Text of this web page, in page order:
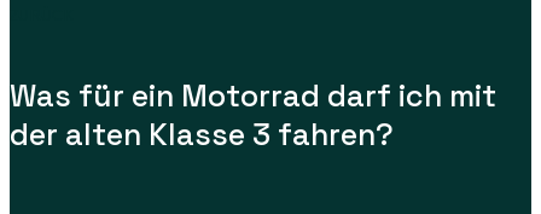
Was für ein Motorrad darf ich mit
der alten Klasse 3 fahren?